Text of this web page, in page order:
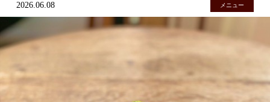
2026.06.08 メニュー